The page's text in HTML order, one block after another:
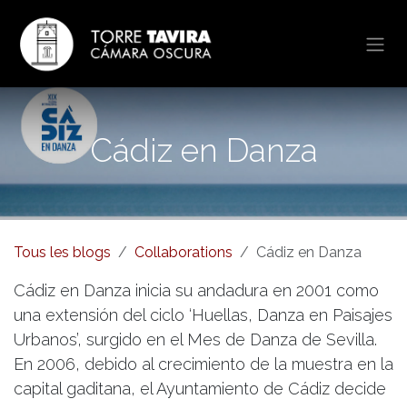
Cádiz en Danza
Tous les blogs Collaborations Cádiz en Danza
Cádiz en Danza inicia su andadura en 2001 como
una extensión del ciclo ‘Huellas, Danza en Paisajes
Urbanos’, surgido en el Mes de Danza de Sevilla.
En 2006, debido al crecimiento de la muestra en la
capital gaditana, el Ayuntamiento de Cádiz decide